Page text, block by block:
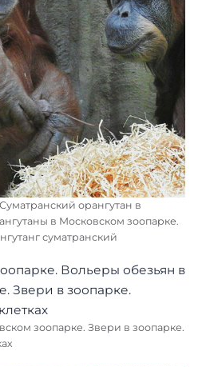
орангутан в
в Московском зоопарке.
суматранский
зоопарке. Звери в зоопарке.